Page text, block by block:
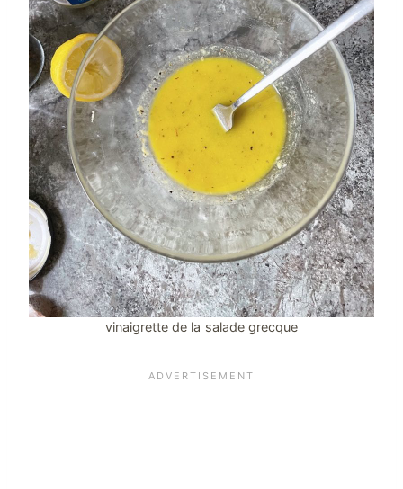
vinaigrette de la salade grecque